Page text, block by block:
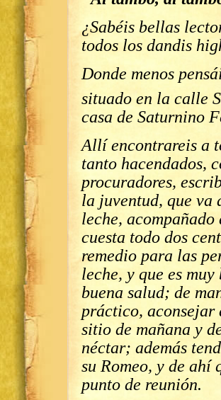
¿Sabéis bellas
todos los dandis
Donde menos
situado en la calle
casa de Saturnino
Allí encontrareis a
tanto hacendados,
procuradores,
la juventud, que va
leche,
cuesta todo dos
remedio para las
leche, y que es
buena salud; de
práctico, aconsejar
sitio de mañana y
néctar; además
su Romeo, y de ahí
punto de reunión.